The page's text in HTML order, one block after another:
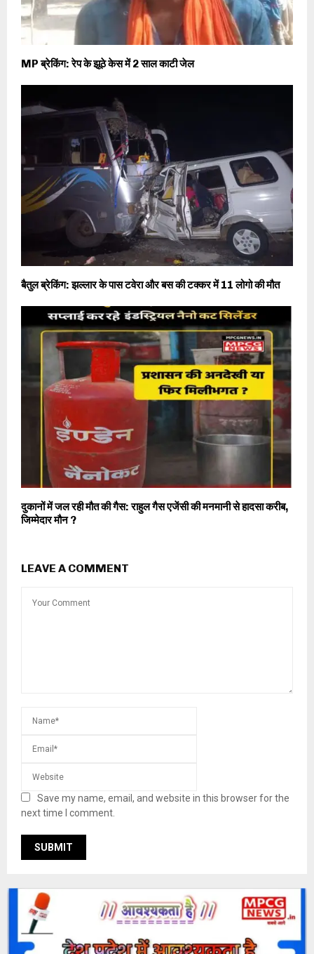
MP ब्रेकिंग: रेप के झूठे केस में 2 साल काटी जेल
बैतुल ब्रेकिंग: झल्लार के पास टवेरा और बस की टक्कर में 11 लोगो की मौत
दुकानों में जल रही मौत की गैस: राहुल गैस एजेंसी की मनमानी से हादसा करीब,
जिम्मेदार मौन ?
LEAVE A COMMENT
Save my name, email, and website in this browser for the
next time I comment.